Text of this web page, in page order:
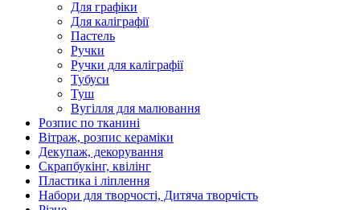
Для графіки
Для каліграфії
Пастель
Ручки
Ручки для каліграфії
Тубуси
Туш
Вугілля для малювання
Розпис по тканині
Вітраж, розпис кераміки
Декупаж, декорування
Скрапбукінг, квілінг
Пластика і ліплення
Набори для творчості, Дитяча творчість